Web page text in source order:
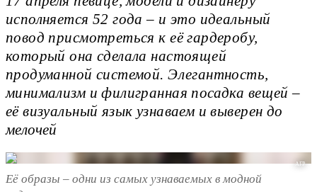
исполняется 52 года – и это идеальный
повод присмотреться к её гардеробу,
который она сделала настоящей
продуманной системой. Элегантность,
минимализм и филигранная посадка вещей –
её визуальный язык узнаваем и выверен до
мелочей
AFP
Её образы – одни из самых узнаваемых в модной